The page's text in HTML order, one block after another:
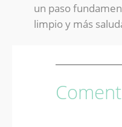
un paso
limpio y más